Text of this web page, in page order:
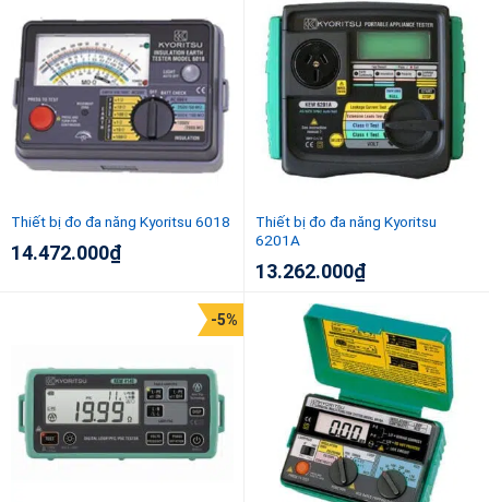
Thiết bị đo đa năng Kyoritsu 6018
14.472.000₫
Thiết bị đo đa năng Kyoritsu
6201A
13.262.000₫
-5%